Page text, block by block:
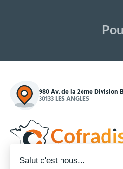
980 Av. de la 2ème Division
30133 LES ANGLES